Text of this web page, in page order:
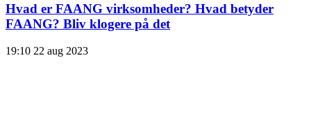
Hvad er FAANG virksomheder? Hvad betyder
FAANG? Bliv klogere på det
19:10 22 aug 2023